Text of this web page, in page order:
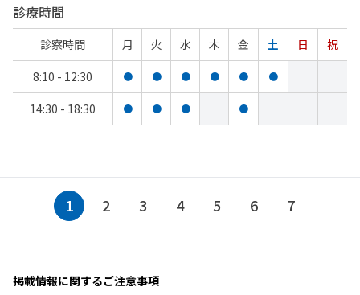
診療時間
診察時間 月 火 水 木 金 土 日
祝
8:10 - 12:30
● ● ● ● ● ●
14:30 - 18:30 ● ● ● ●
1 2 3 4 5 6 7
掲載情報に関するご注意事項